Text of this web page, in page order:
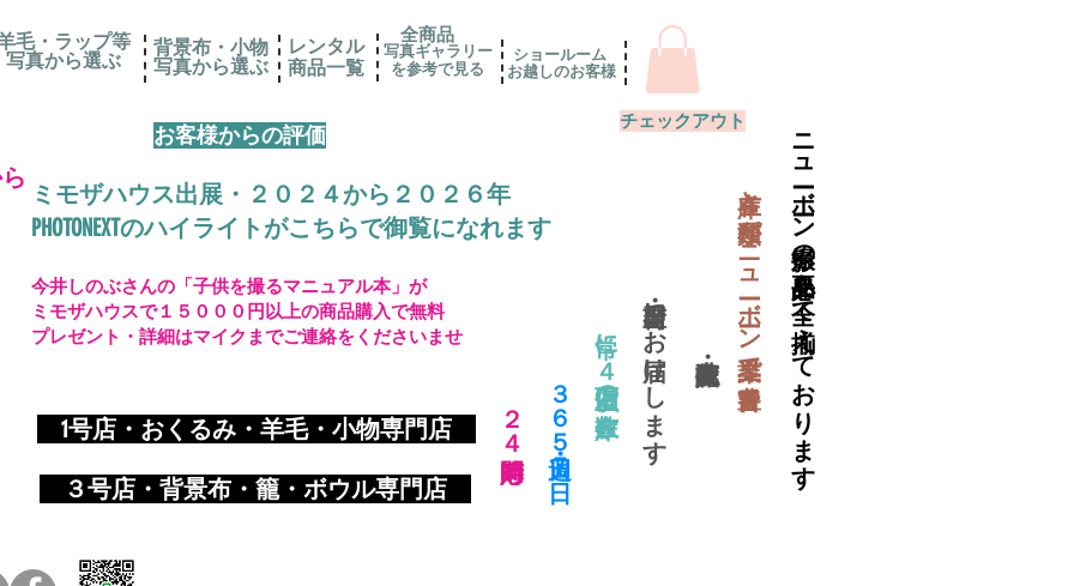
毛・ラップ等
写真から選ぶ
背景布・小物
​写真から選ぶ
レンタル
​商品一覧
写真ギャラリー
を参考で見る
全商品
お客様からの評価
ミモザハウス出展・２０２４から２０２６年
PHOTONEXTのハイライトがこちらで御覧になれます
1号店・おくるみ・羊毛・小物専門店
​ ３号店・背景布・籠・ボウル専門店
ショールーム
お越しのお客様
チェックアウト
​２４時間対応 ​３６５日・週７日
常に４万個以上の在庫数 当日出荷・翌日にお届けします
​在庫と種類がニューボーン業界で一番豊富ニューボーン撮影の必要品を全て揃えております
今井しのぶさんの「子供を撮るマニュアル本」が
ミモザハウスで１５０００円以上の商品購入で無料
プレゼント・詳細はマイクまでご連絡をくださいませ